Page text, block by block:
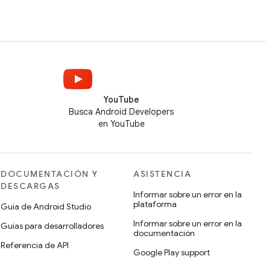
YouTube
Busca Android Developers
en YouTube
DOCUMENTACIÓN Y
DESCARGAS
Guía de Android Studio
Guías para desarrolladores
Referencia de API
ASISTENCIA
Informar sobre un error en la
plataforma
Informar sobre un error en la
documentación
Google Play support